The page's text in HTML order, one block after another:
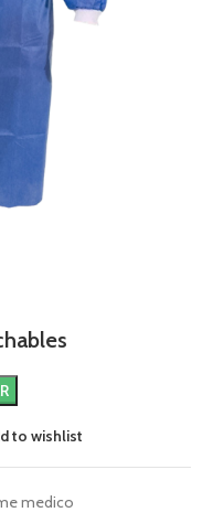
to wishlist
medico